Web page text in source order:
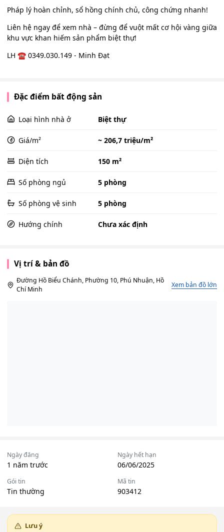
Pháp lý hoàn chỉnh, sổ hồng chính chủ, công chứng nhanh!
Liên hệ ngay để xem nhà – đừng để vuột mất cơ hội vàng giữa
khu vực khan hiếm sản phẩm biệt thự!
LH ☎️ 0349.030.149 - Minh Đạt
Đặc điểm bất động sản
Loại hình nhà ở Biệt thự
Giá/m² ~ 206,7 triệu/m²
Diện tích 150 m²
Số phòng ngủ 5 phòng
Số phòng vệ sinh 5 phòng
Hướng chính Chưa xác định
Vị trí & bản đồ
Đường Hồ Biểu Chánh, Phường 10, Phú Nhuận, Hồ
Chí Minh
Xem bản đồ lớn
Ngày đăng
1 năm trước
Ngày hết hạn
06/06/2025
Gói tin
Tin thường
Mã tin
903412
Lưu ý